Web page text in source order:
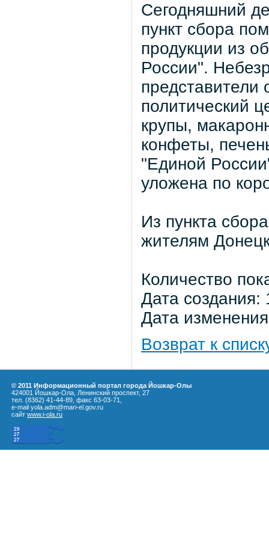
Сегодняшний
пункт сбора
продукции из
России".
представители
политический
крупы,
конфеты,
"Единой
уложена по
Из пункта
жителям
Количество
Дата
Дата
Возврат к
© 2011 Информационный портал города Йошкар-Олы
424001 Йошкар-Ола, Ленинский проспект, 27
тел. (8362) 41-44-89, факс 63-03-71,
e-mail yola.adm@mari-el.gov.ru
сайт www.i-ola.ru